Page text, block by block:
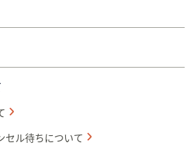
セル待ちについて